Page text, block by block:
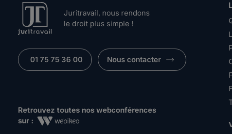
Juritravail, nous rendons
le droit plus simple !
01 75 75 36 00 Nous contacter
Retrouvez toutes nos webconférences
sur :